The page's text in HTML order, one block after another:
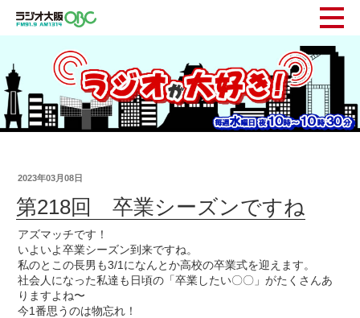
2023年03月08日
第218回 卒業シーズンですね
アズマッチです！
いよいよ卒業シーズン到来ですね。
私のとこの長男も3/1になんとか高校の卒業式を迎えます。
社会人になった私達も日頃の「卒業したい〇〇」がたくさんあ
りますよね〜
今1番思うのは物忘れ！